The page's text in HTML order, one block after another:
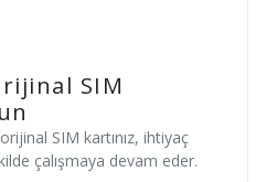
SIM
SIM kartınız, ihtiyaç
çalışmaya devam eder.